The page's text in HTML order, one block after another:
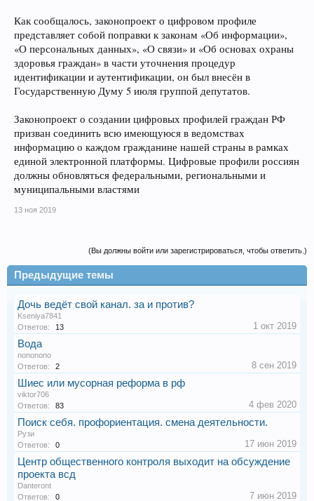
Как сообщалось, законопроект о цифровом профиле
представляет собой поправки к законам «Об информации»,
«О персональных данных», «О связи» и «Об основах охраны
здоровья граждан» в части уточнения процедур
идентификации и аутентификации, он был внесён в
Государственную Думу 5 июля группой депутатов.
Законопроект о создании цифровых профилей граждан РФ
призван соединить всю имеющуюся в ведомствах
информацию о каждом гражданине нашей страны в рамках
единой электронной платформы. Цифровые профили россиян
должны обновляться федеральными, региональными и
муниципальными властями
13 ноя 2019
(Вы должны войти или зарегистрироваться, чтобы ответить.)
Предыдущие темы
Дочь ведёт свой канал. за и против?
Kseniya7841
Ответов:
13 1 окт 2019
Вода
nononono
Ответов:
2 8 сен 2019
Шиес или мусорная реформа в рф
viktor706
Ответов:
83 4 фев 2020
Поиск себя. профориентация. смена деятельности.
Рузи
Ответов:
0 17 июн 2019
Центр общественного контроля выходит на обсуждение
проекта всд
Danteront
Ответов:
0 7 июн 2019